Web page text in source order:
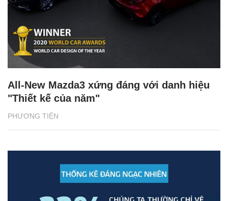
PHƯƠNG TIỆN
All-New Mazda3 xứng đáng với danh hiệu
"Thiết kế của năm"